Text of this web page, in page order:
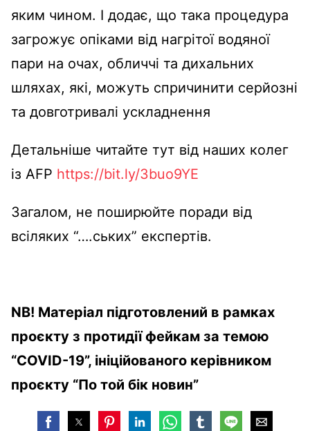
яким чином. І додає, що така процедура
загрожує опіками від нагрітої водяної
пари на очах, обличчі та дихальних
шляхах, які, можуть спричинити серйозні
та довготривалі ускладнення
Детальніше читайте тут від наших колег
із AFP https://bit.ly/3buo9YE
Загалом, не поширюйте поради від
всіляких “….ських” експертів.
NB! Матеріал підготовлений в рамках
проєкту з протидії фейкам за темою
“COVID-19”, ініційованого керівником
проєкту “По той бік новин”